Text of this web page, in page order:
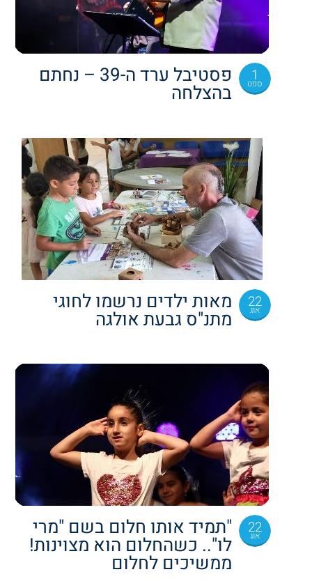
1
ספט פסטיבל ערד ה-39 – נחתם
בהצלחה
22
אוג מאות ילדים נרשמו לחוגי
מתנ"ס גבעת אולגה
22
אוג "תמיד אותו חלום בשם "מרי
לו".. כשהחלום הוא מצוינות!
ממשיכים לחלום